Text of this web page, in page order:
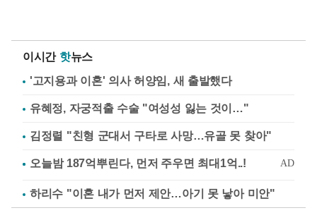
이시간 핫뉴스
'고지용과 이혼' 의사 허양임, 새 출발했다
유혜정, 자궁적출 수술 "여성성 잃는 것이…"
김정렬 "친형 군대서 구타로 사망…유골 못 찾아"
하리수 "이혼 내가 먼저 제안…아기 못 낳아 미안"